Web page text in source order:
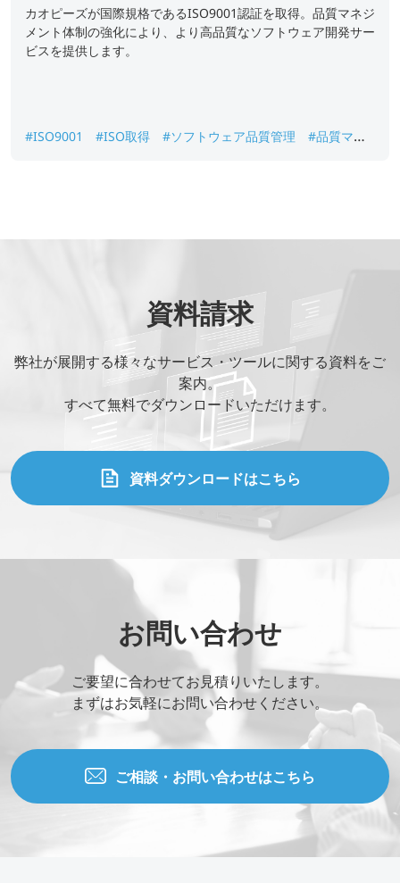
カオピーズが国際規格であるISO9001認証を取得。品質マネジ
メント体制の強化により、より高品質なソフトウェア開発サー
ビスを提供します。
#ISO9001 #ISO取得 #ソフトウェア品質管理
#品質マネ
資料請求
弊社が展開する様々なサービス・ツールに関する資料をご
案内。
すべて無料でダウンロードいただけます。
資料ダウンロードはこちら
お問い合わせ
ご要望に合わせてお見積りいたします。
まずはお気軽にお問い合わせください。
ご相談・お問い合わせはこちら